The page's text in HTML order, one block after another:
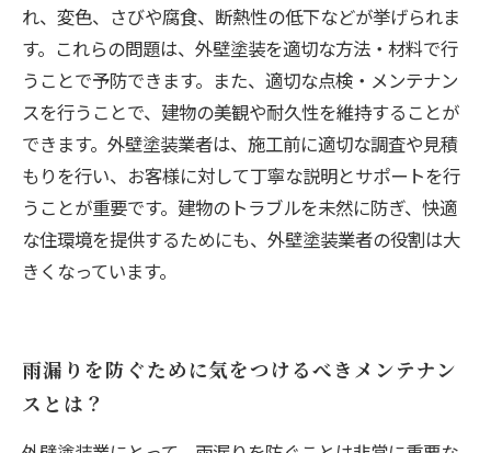
れ、変色、さびや腐食、断熱性の低下などが挙げられま
す。これらの問題は、外壁塗装を適切な方法・材料で行
うことで予防できます。また、適切な点検・メンテナン
スを行うことで、建物の美観や耐久性を維持することが
できます。外壁塗装業者は、施工前に適切な調査や見積
もりを行い、お客様に対して丁寧な説明とサポートを行
うことが重要です。建物のトラブルを未然に防ぎ、快適
な住環境を提供するためにも、外壁塗装業者の役割は大
きくなっています。
雨漏りを防ぐために気をつけるべきメンテナン
スとは？